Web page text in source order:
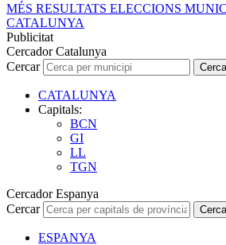
MÉS RESULTATS ELECCIONS
CATALUNYA
Publicitat
Cercador Catalunya
Cercar
Cerca
CATALUNYA
Capitals:
BCN
GI
LL
TGN
Cercador Espanya
Cercar
Cerca
ESPANYA